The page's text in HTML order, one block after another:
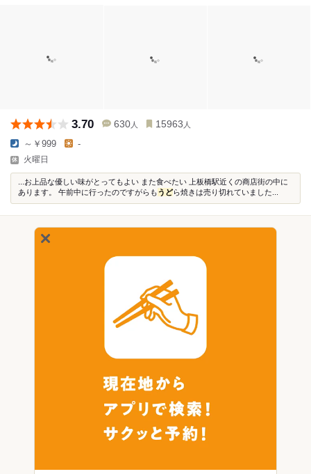
3.70 630 人 15963 人
～￥999 -
火曜日
...お上品な優しい味がとってもよい また食べたい 上板橋駅近くの商店街の中に
あります。 午前中に行ったのですがらもうどら焼きは売り切れていました...